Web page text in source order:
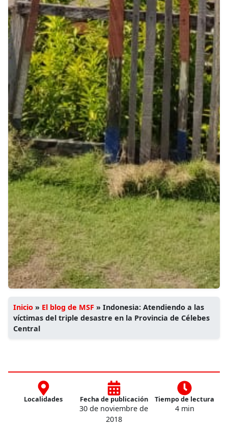
Inicio » El blog de MSF » Indonesia: Atendiendo a las
víctimas del triple desastre en la Provincia de Célebes
Central
Localidades Fecha de publicación
30 de noviembre de
2018
Tiempo de lectura
4 min